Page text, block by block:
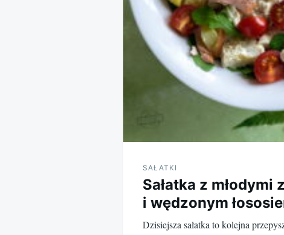
SAŁATKI
Sałatka z młodymi
i wędzonym
Dzisiejsza sałatka to kolejna